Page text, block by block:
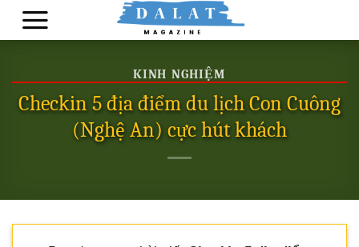
Skip
KINH NGHIỆM
Checkin 5 địa điểm du lịch Con Cuông
(Nghệ An) cực hút khách